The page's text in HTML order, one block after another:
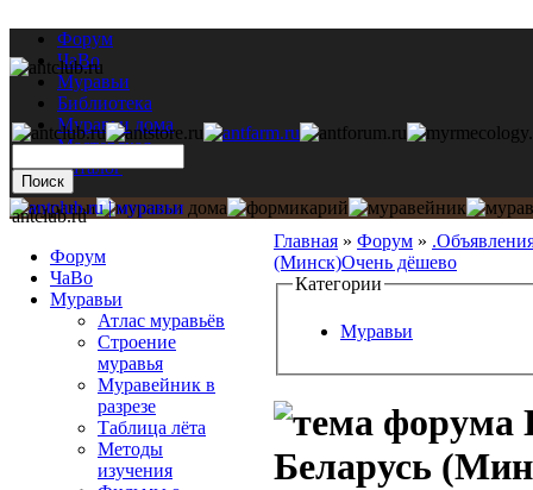
Форум
ЧаВо
Муравьи
Библиотека
Муравьи дома
Мастерская
Каталог
Главная » Форум »
(Минск)Очень дёшево
Категории
Муравьи
Беларусь
antclub.ru
Форум
ЧаВо
Муравьи
Атлас муравьёв
Строение
муравья
Муравейник в
разрезе
Таблица лёта
Методы
изучения